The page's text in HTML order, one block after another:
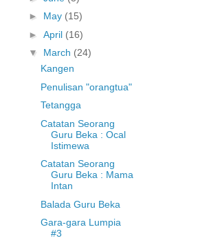
► May (15)
► April (16)
▼ March (24)
Kangen
Penulisan "orangtua"
Tetangga
Catatan Seorang
Guru Beka : Ocal
Istimewa
Catatan Seorang
Guru Beka : Mama
Intan
Balada Guru Beka
Gara-gara Lumpia
#3